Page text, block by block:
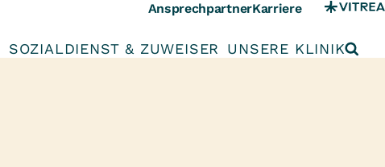
AnsprechpartnerKarriere
SOZIALDIENST & ZUWEISER UNSERE KLINIK